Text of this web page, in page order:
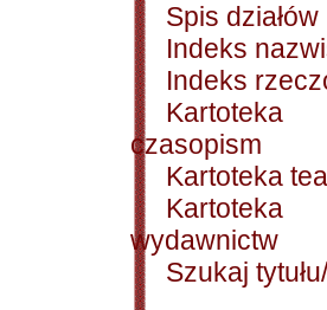
Spis działów
Indeks
Indeks
Kartoteka
czasopism
Kartoteka
Kartoteka
wydawnictw
Szukaj